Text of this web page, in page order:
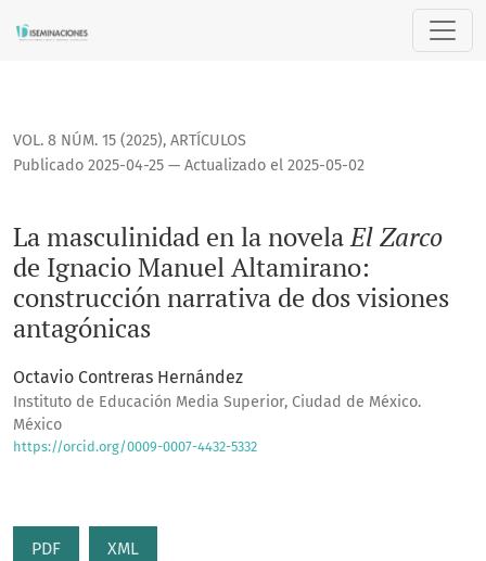
La masculinidad en la novela <i>El Zarco</i> de Ignacio
VOL. 8 NÚM. 15 (2025), ARTÍCULOS
La masculinidad en la novelaEl Zarco
de Ignacio Manuel Altamirano:
construcción narrativa de dos visiones
antagónicas
Publicado 2025-04-25 — Actualizado el 2025-05-02
Octavio Contreras Hernández
Instituto de Educación Media Superior, Ciudad de México.
México
https://orcid.org/0009-0007-4432-5332
PDF XML